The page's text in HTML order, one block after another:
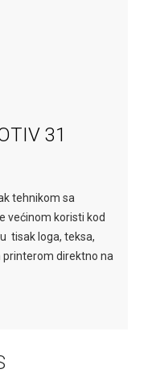
31
tehnikom sa
većinom koristi kod
tisak loga, teksa,
printerom direktno na